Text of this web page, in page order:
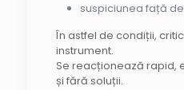
suspiciunea față
În astfel de condiții,
instrument.
Se reacționează rapid,
și fără soluții.